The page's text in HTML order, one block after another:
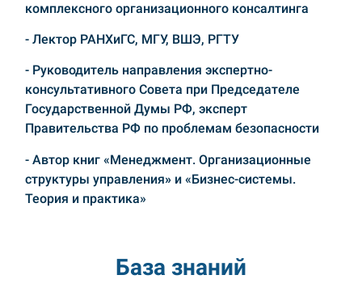
комплексного организационного консалтинга
- Лектор РАНХиГС, МГУ, ВШЭ, РГТУ
- Руководитель направления экспертно-
консультативного Совета при Председателе
Государственной Думы РФ, эксперт
Правительства РФ по проблемам безопасности
- Автор книг «Менеджмент. Организационные
структуры управления» и «Бизнес-системы.
Теория и практика»
База знаний